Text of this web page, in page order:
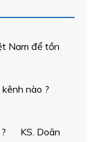
Nam để tồn
kênh nào ?
? KS. Doãn